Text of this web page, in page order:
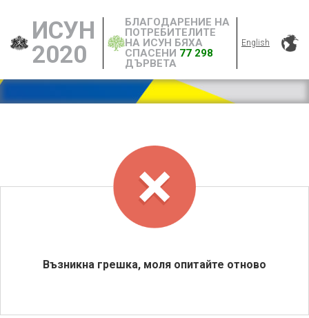
ИСУН
2020
БЛАГОДАРЕНИЕ НА
ПОТРЕБИТЕЛИТЕ
НА ИСУН БЯХА
СПАСЕНИ 77 298
ДЪРВЕТА
English
Възникна грешка, моля опитайте отново